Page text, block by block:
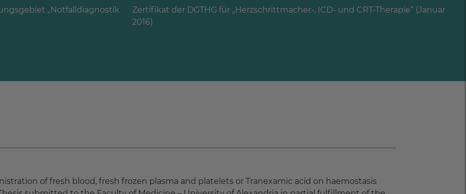
„Notfalldiagnostik
Zertifikat der DGTHG für „Herzschrittmacher-, ICD- und CRT-Therapie“ (Januar
2016)
of fresh blood, fresh frozen plasma and platelets or Tranexamic acid on haemostasis